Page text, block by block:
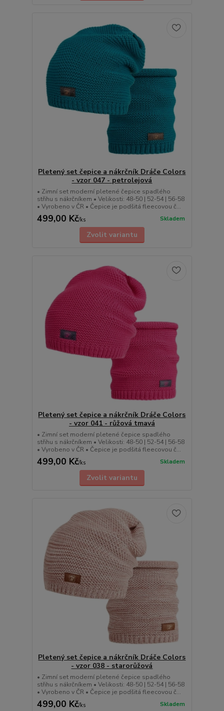
Pletený set čepice a nákrčník Dráče Colors
- vzor 047 - petrolejová
• Zimní set moderní pletené čepice spadlého
střihu s nákrčníkem • Velikosti: 48-50 | 52-54 | 56-58
• Vyrobeno v ČR • Čepice je podšitá fleecovou č...
499,00 Kč/ks Skladem
Zvolit variantu
Pletený set čepice a nákrčník Dráče Colors
- vzor 041 - růžová tmavá
• Zimní set moderní pletené čepice spadlého
střihu s nákrčníkem • Velikosti: 48-50 | 52-54 | 56-58
• Vyrobeno v ČR • Čepice je podšitá fleecovou č...
499,00 Kč/ks Skladem
Zvolit variantu
Pletený set čepice a nákrčník Dráče Colors
- vzor 038 - starorůžová
• Zimní set moderní pletené čepice spadlého
střihu s nákrčníkem • Velikosti: 48-50 | 52-54 | 56-58
• Vyrobeno v ČR • Čepice je podšitá fleecovou č...
499,00 Kč/ks Skladem